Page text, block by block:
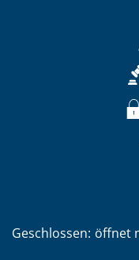
Klicken, um weitere
Geschlossen: öffnet